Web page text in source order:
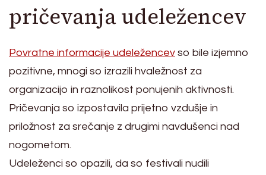
pričevanja udeležencev
Povratne informacije udeležencev so bile izjemno
pozitivne, mnogi so izrazili hvaležnost za
organizacijo in raznolikost ponujenih aktivnosti.
Pričevanja so izpostavila prijetno vzdušje in
priložnost za srečanje z drugimi navdušenci nad
nogometom.
Udeleženci so opazili, da so festivali nudili